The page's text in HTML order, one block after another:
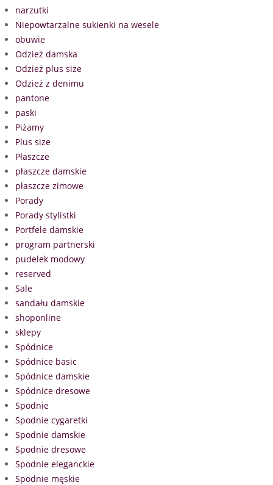
narzutki
Niepowtarzalne sukienki na wesele
obuwie
Odzież damska
Odzież plus size
Odzież z denimu
pantone
paski
Piżamy
Plus size
Płaszcze
płaszcze damskie
płaszcze zimowe
Porady
Porady stylistki
Portfele damskie
program partnerski
pudelek modowy
reserved
Sale
sandału damskie
shoponline
sklepy
Spódnice
Spódnice basic
Spódnice damskie
Spódnice dresowe
Spodnie
Spodnie cygaretki
Spodnie damskie
Spodnie dresowe
Spodnie eleganckie
Spodnie męskie